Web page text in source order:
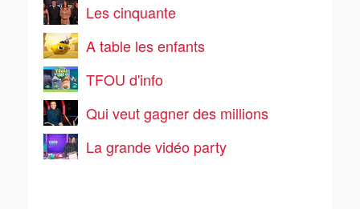
Les cinquante
A table les enfants
TFOU d'info
Qui veut gagner des millions
La grande vidéo party